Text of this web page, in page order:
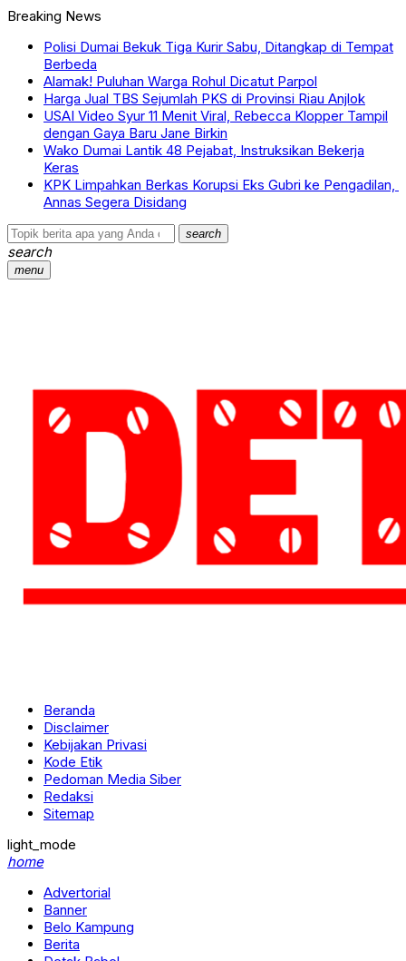
Breaking News
Polisi Dumai Bekuk Tiga Kurir Sabu, Ditangkap di Tempat
Berbeda
Alamak! Puluhan Warga Rohul Dicatut Parpol
Harga Jual TBS Sejumlah PKS di Provinsi Riau Anjlok
USAI Video Syur 11 Menit Viral, Rebecca Klopper Tampil
dengan Gaya Baru Jane Birkin
Wako Dumai Lantik 48 Pejabat, Instruksikan Bekerja
Keras
KPK Limpahkan Berkas Korupsi Eks Gubri ke Pengadilan,
Annas Segera Disidang
search
search
menu
Beranda
Disclaimer
Kebijakan Privasi
Kode Etik
Pedoman Media Siber
Redaksi
Sitemap
light_mode
home
Advertorial
Banner
Belo Kampung
Berita